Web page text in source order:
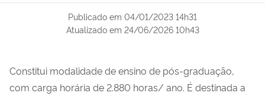
Publicado em 04/01/2023 14h31
Atualizado em 24/06/2026 10h43
Constitui modalidade de ensino de pós-graduação,
com carga horária de 2.880 horas/ ano. É destinada a